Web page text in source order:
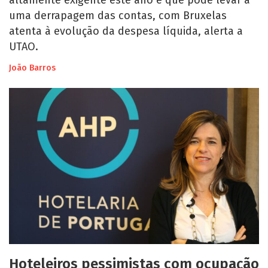
uma derrapagem das contas, com Bruxelas
atenta à evolução da despesa líquida, alerta a
UTAO.
João Barros
Hoteleiros pessimistas com ocupação